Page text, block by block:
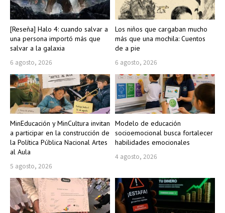
[Reseña] Halo 4: cuando salvar a
una persona importó más que
salvar a la galaxia
6 agosto, 2026
Los niños que cargaban mucho
más que una mochila: Cuentos
de a pie
6 agosto, 2026
MinEducación y MinCultura invitan
a participar en la construcción de
la Política Pública Nacional Artes
al Aula
5 agosto, 2026
Modelo de educación
socioemocional busca fortalecer
habilidades emocionales
4 agosto, 2026